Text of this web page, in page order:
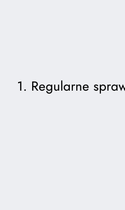
1. Regularne